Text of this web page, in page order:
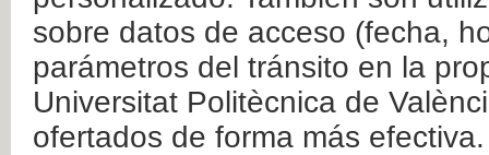
sobre datos de acceso (fecha,
parámetros del tránsito en la
Universitat Politècnica de
ofertados de forma más efectiva.